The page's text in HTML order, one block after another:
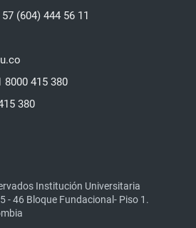
(604) 444 56 11
415 380
380
Institución Universitaria
- 46 Bloque Fundacional- Piso 1.